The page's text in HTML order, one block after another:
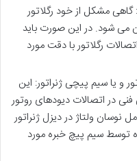
گاهی مشکل از خود رگلاتور
می شود. در این صورت باید
رگلاتور با دقت مورد
و یا سیم پیچی ژنراتور: این
در اتصالات دیودهای روتور
نوسان ولتاژ در دیزل ژنراتور
توسط سیم پیچ خبره مورد